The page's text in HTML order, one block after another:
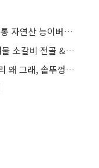
'2TV 저녁 생생정보' 택시맛객, 37년 전통 자연산 능이버섯전골 맛집 '전○○○○'…"몸보신에 최고!"
'2TV 저녁 생생정보' 맛의 정석, 얼큰 해물 소갈비 전골 & 철판 해물찜 맛집 '인○○○'…"몸보신에 최고!"
'2TV 저녁 생생정보' 맛의 정석-가족끼리 왜 그래, 솥뚜껑 더덕 오리 불고기 맛집 '산○○○'…"더덕+오리 조합=찰떡궁합!"